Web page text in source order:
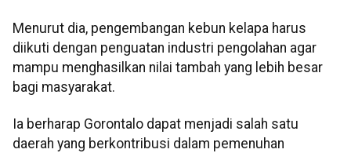
Menurut dia, pengembangan kebun kelapa harus
diikuti dengan penguatan industri pengolahan agar
mampu menghasilkan nilai tambah yang lebih besar
bagi masyarakat.
Ia berharap Gorontalo dapat menjadi salah satu
daerah yang berkontribusi dalam pemenuhan